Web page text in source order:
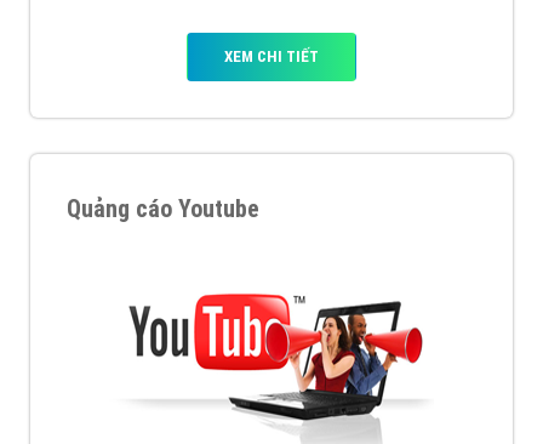
XEM CHI TIẾT
Quảng cáo Youtube